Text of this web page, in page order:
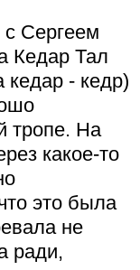
Сергеем
Кедар Тал
кедар - кедр)
тропе. На
какое-то
это была
не
ради,